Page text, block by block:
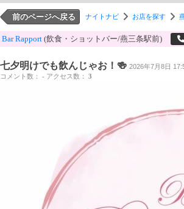
前のページへ戻る ナイトナビ お店を探す
Bar Rapport (飲食・ショットバー/燕三条駅前)
七夕明けでも飲んじゃお！🍻 2026年7月8日
コメント数： - アクセス数： 3